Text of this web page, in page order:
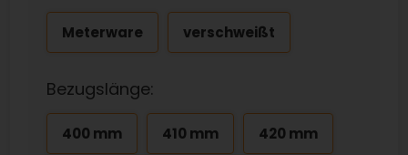
Meterware verschweißt
Bezugslänge:
400 mm 410 mm 420 mm